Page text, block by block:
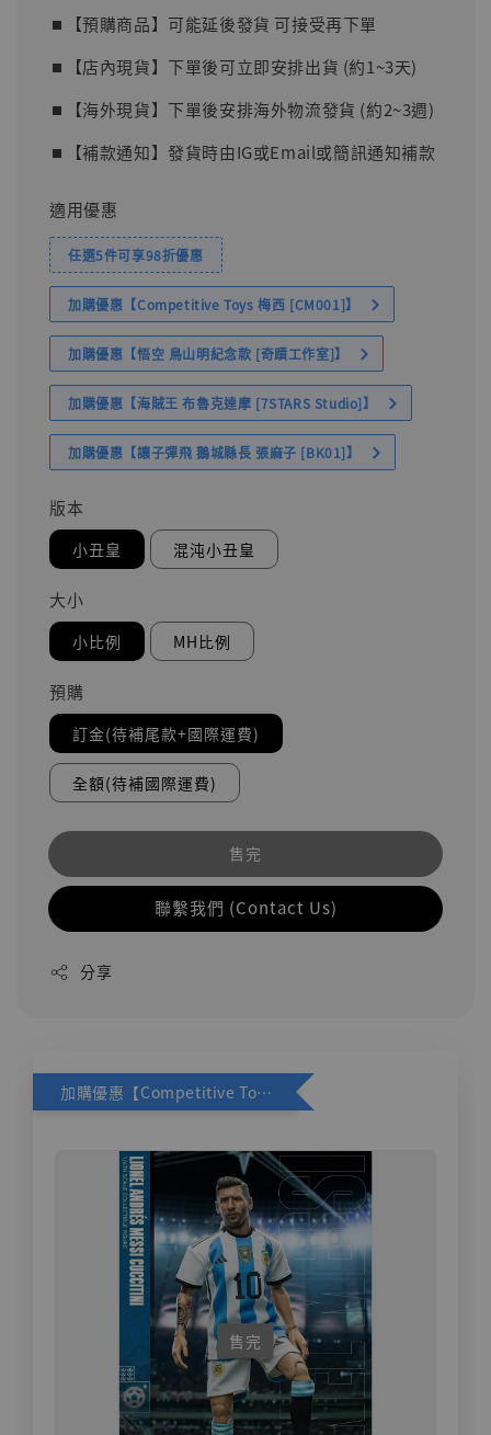
⏹︎【預購商品】可能延後發貨 可接受再下單
⏹︎【店內現貨】下單後可立即安排出貨 (約1~3天)
⏹︎【海外現貨】下單後安排海外物流發貨 (約2~3週)
⏹︎【補款通知】發貨時由IG或Email或簡訊通知補款
適用優惠
任選5件可享98折優惠
加購優惠【Competitive Toys 梅西 [CM001]】
加購優惠【悟空 鳥山明紀念款 [奇蹟工作室]】
加購優惠【海賊王 布魯克達摩 [7STARS Studio]】
加購優惠【讓子彈飛 鵝城縣長 張麻子 [BK01]】
版本
小丑皇 混沌小丑皇
大小
小比例 MH比例
預購
訂金(待補尾款+國際運費)
全額(待補國際運費)
售完
聯繫我們 (Contact Us)
分享
加購優惠【Competitive Toys 梅西 [CM001]】
售完